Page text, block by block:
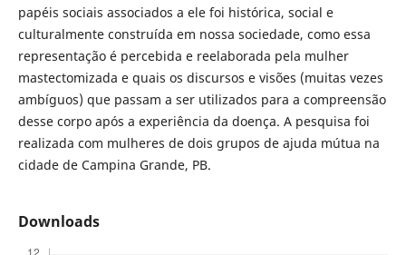
papéis sociais associados a ele foi histórica, social e
culturalmente construída em nossa sociedade, como essa
representação é percebida e reelaborada pela mulher
mastectomizada e quais os discursos e visões (muitas vezes
ambíguos) que passam a ser utilizados para a compreensão
desse corpo após a experiência da doença. A pesquisa foi
realizada com mulheres de dois grupos de ajuda mútua na
cidade de Campina Grande, PB.
Downloads